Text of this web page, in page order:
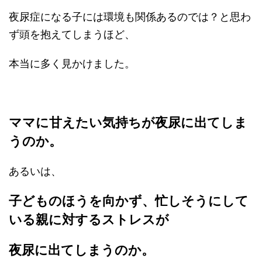
夜尿症になる子には環境も関係あるのでは？と思わ
ず頭を抱えてしまうほど、
本当に多く見かけました。
ママに甘えたい気持ちが夜尿に出てしま
うのか。
あるいは、
子どものほうを向かず、忙しそうにして
いる親に対するストレスが
夜尿に出てしまうのか。